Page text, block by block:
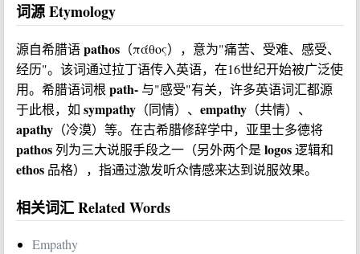
词源 Etymology
源自希腊语pathos （πάθος），意为"痛苦、受难、感受、
经历"。该词通过拉丁语传入英语，在16世纪开始被广泛使
用。希腊语词根 path- 与"感受"有关，许多英语词汇都源
于此根，如 sympathy （同情）、 empathy （共情）、
apathy （冷漠）等。在古希腊修辞学中，亚里士多德将
pathos 列为三大说服手段之一（另外两个是 logos逻辑和
ethos 品格），指通过激发听众情感来达到说服效果。
相关词汇 Related Words
Empathy